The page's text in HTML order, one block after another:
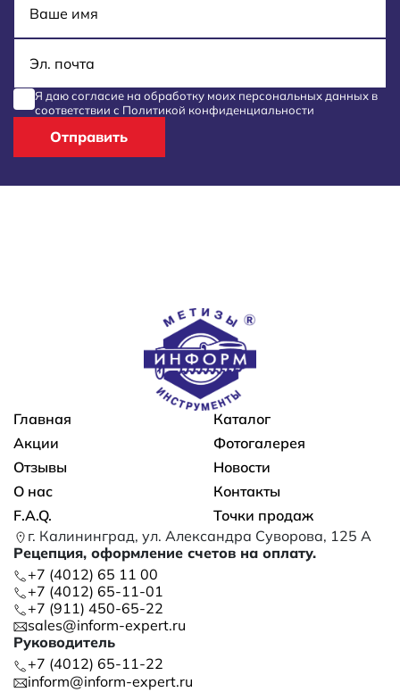
Я даю согласие на обработку моих персональных данных в
соответствии с Политикой конфиденциальности
Отправить
Основная навигация
Главная
Каталог
Акции
Фотогалерея
Отзывы
Новости
О нас
Контакты
F.A.Q.
Точки продаж
г. Калининград, ул. Александра Суворова, 125 А
Рецепция, оформление счетов на оплату.
+7 (4012) 65 11 00
+7 (4012) 65-11-01
+7 (911) 450-65-22
sales@inform-expert.ru
Руководитель
+7 (4012) 65-11-22
inform@inform-expert.ru